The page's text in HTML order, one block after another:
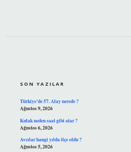
SON YAZILAR
Türkiye’de 57. Alay nerede ?
Ağustos 9, 2026
Kulak neden saat gibi atar ?
Ağustos 6, 2026
Avcılar hangi yılda ilçe oldu ?
Ağustos 5, 2026